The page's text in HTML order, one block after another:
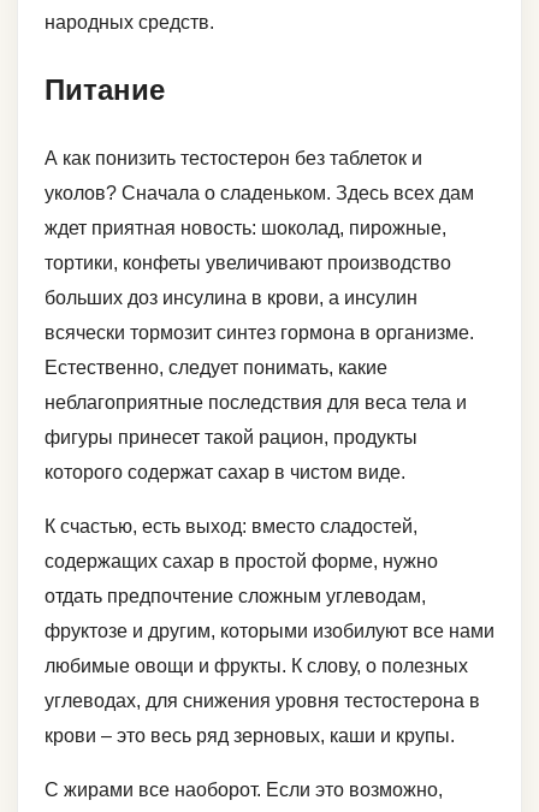
народных средств.
Питание
А как понизить тестостерон без таблеток и
уколов? Сначала о сладеньком. Здесь всех дам
ждет приятная новость: шоколад, пирожные,
тортики, конфеты увеличивают производство
больших доз инсулина в крови, а инсулин
всячески тормозит синтез гормона в организме.
Естественно, следует понимать, какие
неблагоприятные последствия для веса тела и
фигуры принесет такой рацион, продукты
которого содержат сахар в чистом виде.
К счастью, есть выход: вместо сладостей,
содержащих сахар в простой форме, нужно
отдать предпочтение сложным углеводам,
фруктозе и другим, которыми изобилуют все нами
любимые овощи и фрукты. К слову, о полезных
углеводах, для снижения уровня тестостерона в
крови – это весь ряд зерновых, каши и крупы.
С жирами все наоборот. Если это возможно,